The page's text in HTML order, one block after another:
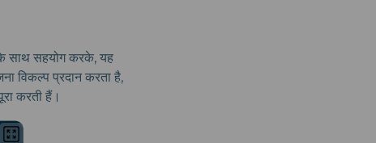
के साथ सहयोग करके, यह
विकल्प प्रदान करता है,
करती हैं।